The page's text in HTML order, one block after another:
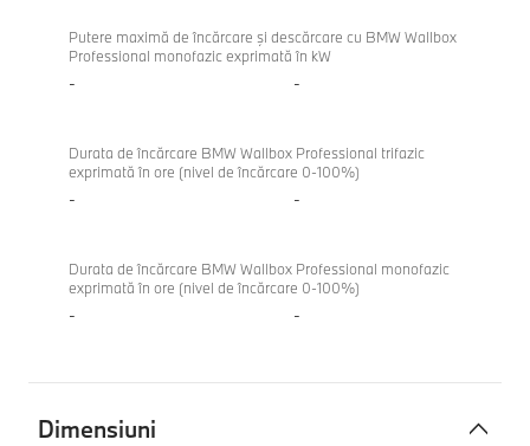
Putere maximă de încărcare şi descărcare cu BMW Wallbox
Professional monofazic exprimată în kW
- -
Durata de încărcare BMW Wallbox Professional trifazic
exprimată în ore (nivel de încărcare 0-100%)
- -
Durata de încărcare BMW Wallbox Professional monofazic
exprimată în ore (nivel de încărcare 0-100%)
- -
Dimensiuni